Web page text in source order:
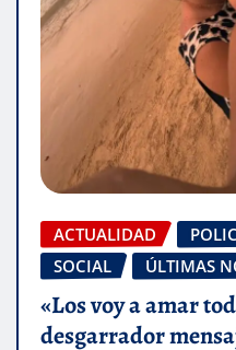
ACTUALIDAD
SOCIAL
ÚLTIMAS
«Los voy a amar
desgarrador